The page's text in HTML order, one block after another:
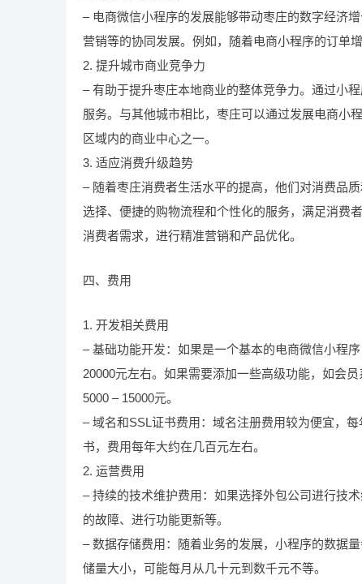
– 电商微信小程序的发展能够带动枣庄的数字经济
营销等的协同发展。例如，随着电商小程序的订单
2. 提升城市商业竞争力
– 有助于提升枣庄本地商业的整体竞争力。通过小
服务。与其他城市相比，枣庄可以通过发展电商小
区域内的商业中心之一。
3. 适应消费升级趋势
– 随着枣庄消费者生活水平的提高，他们对消费品
选择、便捷的购物流程和个性化的服务，满足消费
消费者需求，进行精准营销和产品优化。
四、费用
1. 开发相关费用
– 基础功能开发：如果是一个基本的电商微信小程
20000元左右。如果需要添加一些高级功能，如会
5000 – 15000元。
– 域名和SSL证书费用：域名注册费用较为便宜，
书，费用每年大约在几百元左右。
2. 运营费用
– 持续的技术维护费用：如果选择外包公司进行技
的故障、进行功能更新等。
– 数据存储费用：随着业务的发展，小程序的数据
储量大小，可能每月从几十元到数千元不等。